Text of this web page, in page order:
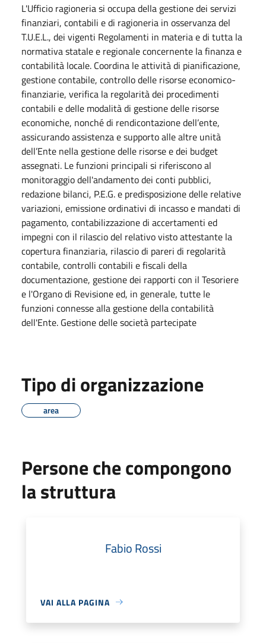
L'Ufficio ragioneria si occupa della gestione dei servizi
finanziari, contabili e di ragioneria in osservanza del
T.U.E.L., dei vigenti Regolamenti in materia e di tutta la
normativa statale e regionale concernente la finanza e
contabilità locale. Coordina le attività di pianificazione,
gestione contabile, controllo delle risorse economico-
finanziarie, verifica la regolarità dei procedimenti
contabili e delle modalità di gestione delle risorse
economiche, nonché di rendicontazione dell’ente,
assicurando assistenza e supporto alle altre unità
dell’Ente nella gestione delle risorse e dei budget
assegnati. Le funzioni principali si riferiscono al
monitoraggio dell'andamento dei conti pubblici,
redazione bilanci, P.E.G. e predisposizione delle relative
variazioni, emissione ordinativi di incasso e mandati di
pagamento, contabilizzazione di accertamenti ed
impegni con il rilascio del relativo visto attestante la
copertura finanziaria, rilascio di pareri di regolarità
contabile, controlli contabili e fiscali della
documentazione, gestione dei rapporti con il Tesoriere
e l'Organo di Revisione ed, in generale, tutte le
funzioni connesse alla gestione della contabilità
dell'Ente. Gestione delle società partecipate
Tipo di organizzazione
area
Persone che compongono
la struttura
Fabio Rossi
VAI ALLA PAGINA